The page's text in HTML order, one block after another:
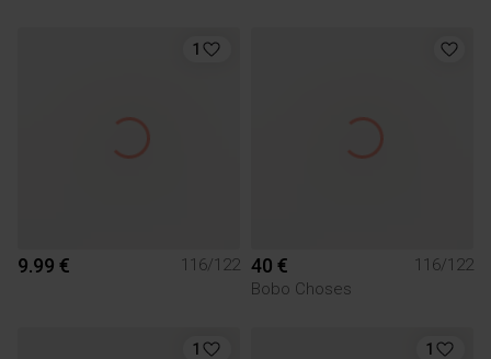
1
9.99 € 116/122 40 €
116/122
Bobo Choses
1 1